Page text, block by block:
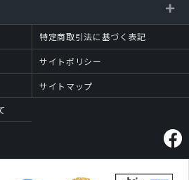
特定商取引法に基づく表記
サイトポリシー
サイトマップ